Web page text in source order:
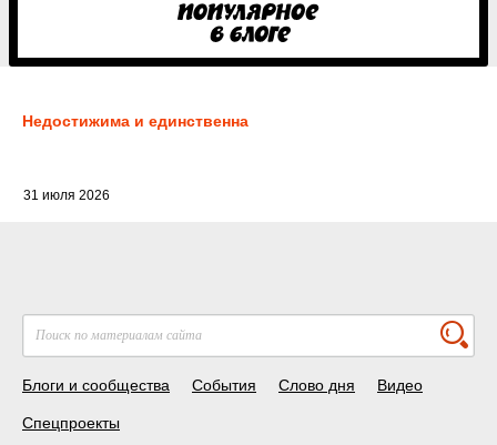
Недостижима и единственна
31 июля 2026
Блоги и сообщества События Слово дня Видео
Спецпроекты